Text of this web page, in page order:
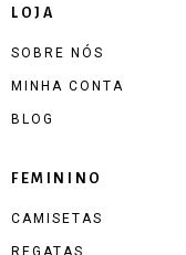
LOJA
SOBRE NÓS
MINHA CONTA
BLOG
FEMININO
CAMISETAS
REGATAS